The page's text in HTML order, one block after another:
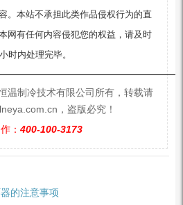
。本站不承担此类作品侵权行为的直
网有任何内容侵犯您的权益，请及时
时内处理完毕。
温制冷技术有限公司所有，转载请
，盗版必究！
： 400-100-3173
的注意事项